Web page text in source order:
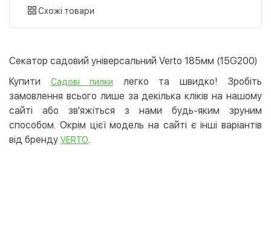
картою
LiqPay
Apple Pay
Google Pay
Безготівковий розрахунок
Оплата на карту юр.особи
Безкоштовно
Схожі товари
Секатор садовий універсальний Verto 185мм (15G200)
Купити
Садові пилки
легко та швидко! Зробіть
замовлення всього лише за декілька кліків на нашому
сайті або зв'яжіться з нами будь-яким зруним
способом. Окрім цієї модель на сайті є інші варіантів
від бренду VERTO.